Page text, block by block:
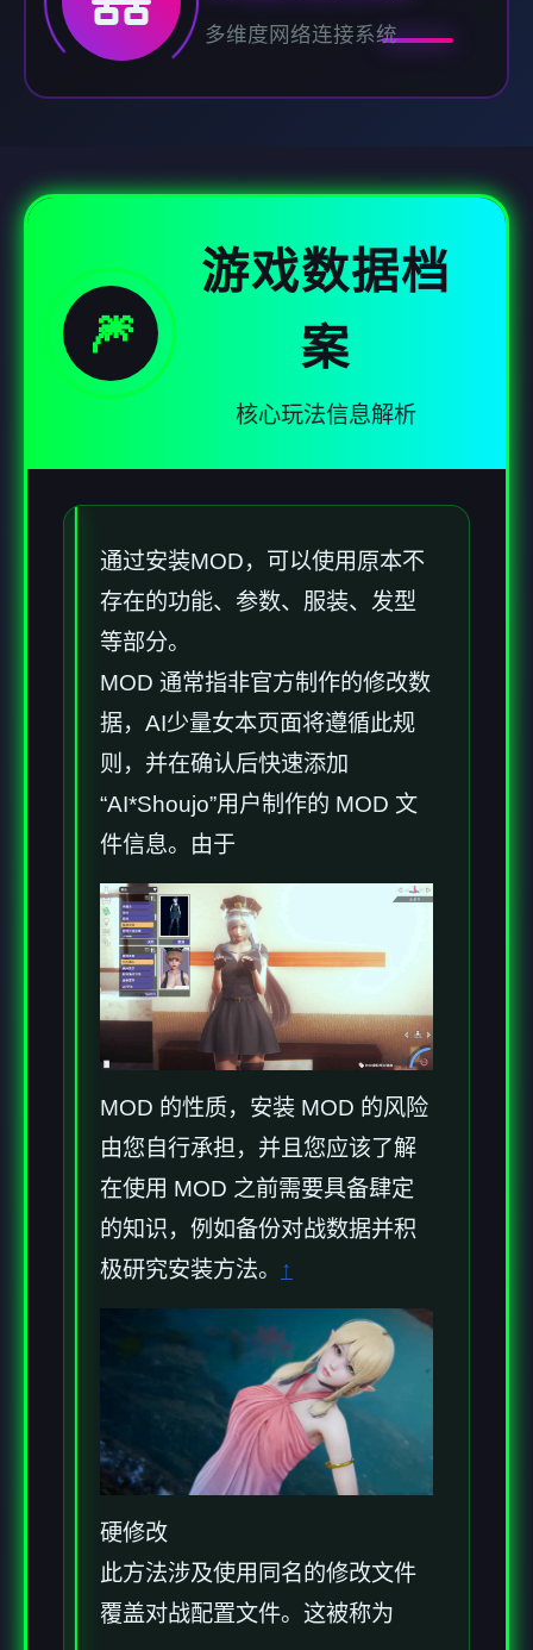
多维度网络连接系统
🎆
游戏数据档
案
核心玩法信息解析
通过安装MOD，可以使用原本不
存在的功能、参数、服装、发型
等部分。
MOD 通常指非官方制作的修改数
据，AI少量女本页面将遵循此规
则，并在确认后快速添加
“AI*Shoujo”用户制作的 MOD 文
件信息。由于
MOD 的性质，安装 MOD 的风险
由您自行承担，并且您应该了解
在使用 MOD 之前需要具备肆定
的知识，例如备份对战数据并积
极研究安装方法。 ↑
硬修改
此方法涉及使用同名的修改文件
覆盖对战配置文件。这被称为